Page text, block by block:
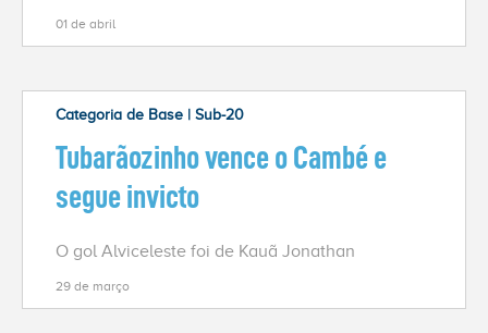
01 de abril
Categoria de Base | Sub-20
Tubarãozinho vence o Cambé e
segue invicto
O gol Alviceleste foi de Kauã Jonathan
29 de março